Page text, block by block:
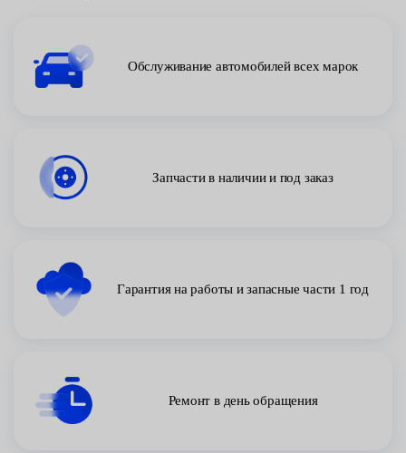
Обслуживание автомобилей всех марок
Запчасти в наличии и под заказ
Гарантия на работы и запасные части 1 год
Ремонт в день обращения